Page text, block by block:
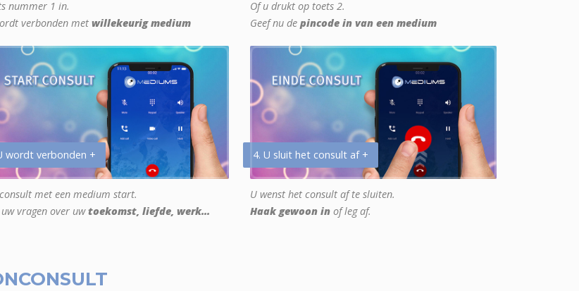
nummer 1 in.
verbonden met willekeurig medium
Of u drukt op toets 2.
Geef nu de pincode in van een medium
wordt verbonden +
met een medium start.
vragen over uwtoekomst, liefde, werk...
4. U sluit het consult af +
U wenst het consult af te sluiten.
Haak gewoon in of leg af.